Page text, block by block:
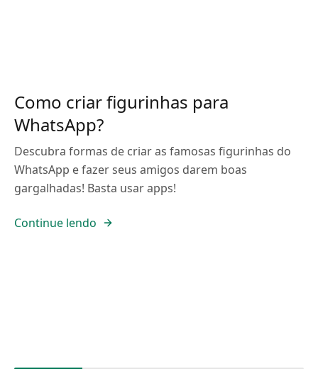
Como criar figurinhas para
WhatsApp?
Descubra formas de criar as famosas figurinhas do
WhatsApp e fazer seus amigos darem boas
gargalhadas! Basta usar apps!
Continue lendo